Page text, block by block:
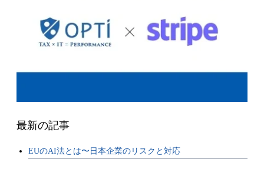
最新の記事
EUのAI法とは〜日本企業のリスクと対応